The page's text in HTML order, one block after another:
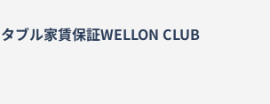
ブル家賃保証WELLON CLUB